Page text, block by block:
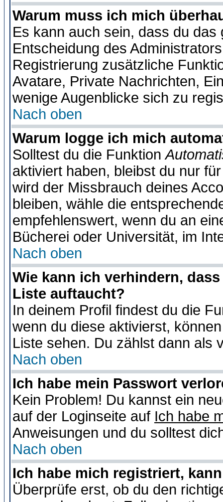
Warum muss ich mich
Es kann auch sein, dass du
Entscheidung des
Registrierung zusätzliche
Avatare, Private Nachrichten,
wenige Augenblicke sich zu
Nach oben
Warum logge ich mich
Solltest du die Funktion
aktiviert haben, bleibst du nur
wird der Missbrauch deines
bleiben, wähle die
empfehlenswert, wenn du an
Bücherei oder Universität, im
Nach oben
Wie kann ich verhindern,
Liste auftaucht?
In deinem Profil findest du die
wenn du diese aktivierst,
Liste sehen. Du zählst dann als
Nach oben
Ich habe mein Passwort
Kein Problem! Du kannst ein
auf der Loginseite auf Ich habe
Anweisungen und du solltest
Nach oben
Ich habe mich registriert,
Überprüfe erst, ob du den